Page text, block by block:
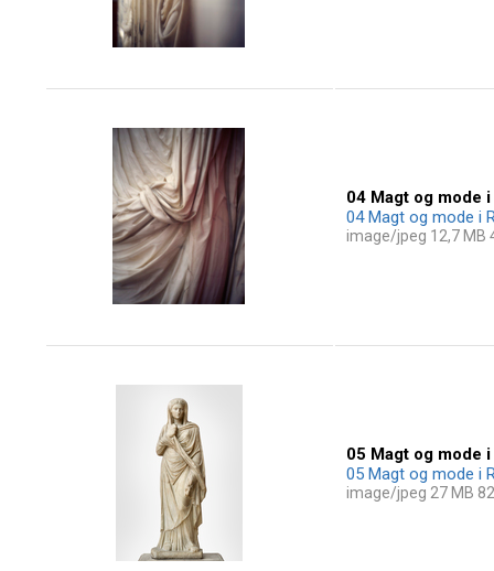
04 Magt og mode
04 Magt og mode i
image/jpeg 12,7 MB
05 Magt og mode
05 Magt og mode i
image/jpeg 27 MB